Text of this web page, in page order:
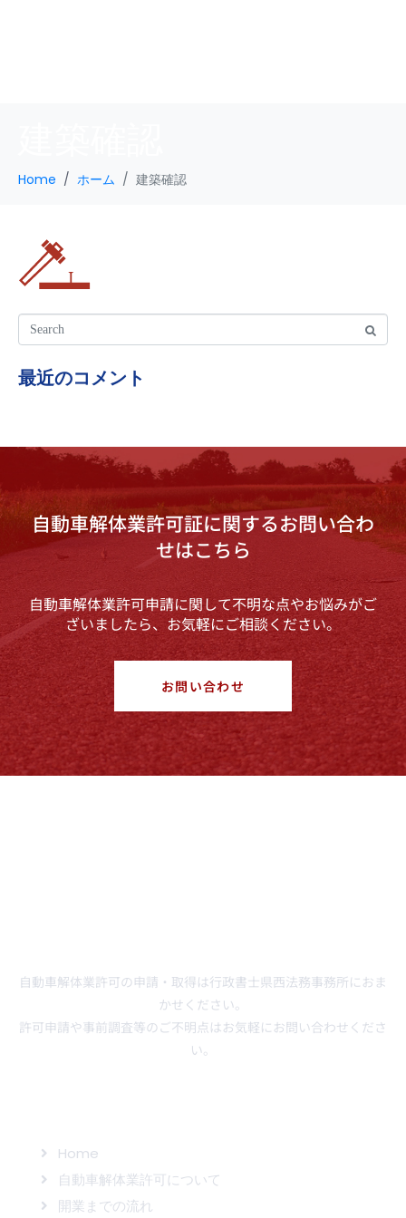
Home ホーム 建築確認
最近のコメント
自動車解体業許可証に関するお問い合わ
せはこちら
自動車解体業許可申請に関して不明な点やお悩みがご
ざいましたら、お気軽にご相談ください。
お問い合わせ
自動車解体業許可の申請・取得は行政書士県西法務事務所におま
かせください。
許可申請や事前調査等のご不明点はお気軽にお問い合わせくださ
い。
Home
自動車解体業許可について
開業までの流れ